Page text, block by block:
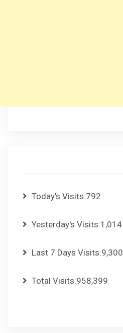
Today's Visits:792
Yesterday's Visits:1,014
Last 7 Days Visits:9,300
Total Visits:958,399